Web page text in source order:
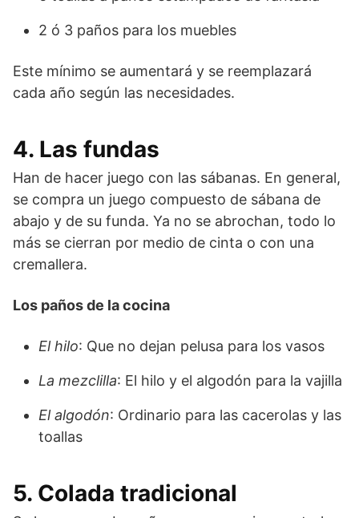
2 ó 3 paños para los muebles
Este mínimo se aumentará y se reemplazará
cada año según las necesidades.
4. Las fundas
Han de hacer juego con las sábanas. En general,
se compra un juego compuesto de sábana de
abajo y de su funda. Ya no se abrochan, todo lo
más se cierran por medio de cinta o con una
cremallera.
Los paños de la cocina
El hilo: Que no dejan pelusa para los vasos
La mezclilla: El hilo y el algodón para la vajilla
El algodón: Ordinario para las cacerolas y las
toallas
5. Colada tradicional